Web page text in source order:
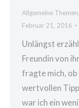
Allgemeine Themen,
Februar 21, 2016
Unlängst
Freundin von
fragte mich, ob
wertvollen
war ich ein